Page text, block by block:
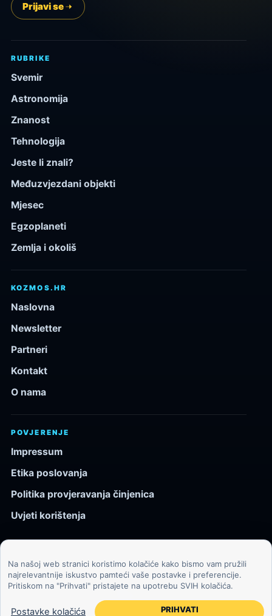
Prijavi se
RUBRIKE
Svemir
Astronomija
Znanost
Tehnologija
Jeste li znali?
Međuzvjezdani objekti
Mjesec
Egzoplaneti
Zemlja i okoliš
KOZMOS.HR
Naslovna
Newsletter
Partneri
Kontakt
O nama
POVJERENJE
Impressum
Etika poslovanja
Politika provjeravanja činjenica
Uvjeti korištenja
© 2026 Kozmos.hr. Sva prava pridržana.
Svemir, znanost, tehnologija i velike ideje za znatiželjne
čitatelje.
Na našoj web stranici koristimo kolačiće kako bismo vam pružili
najrelevantnije iskustvo pamteći vaše postavke i preferencije.
Pritiskom na "Prihvati" pristajete na upotrebu SVIH kolačića.
Postavke kolačića PRIHVATI